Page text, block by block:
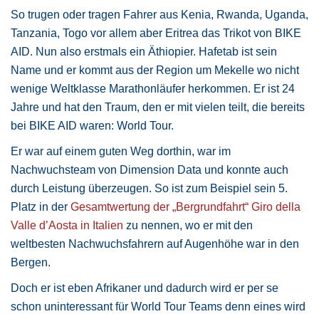
So trugen oder tragen Fahrer aus Kenia, Rwanda, Uganda,
Tanzania, Togo vor allem aber Eritrea das Trikot von BIKE
AID. Nun also erstmals ein Äthiopier. Hafetab ist sein
Name und er kommt aus der Region um Mekelle wo nicht
wenige Weltklasse Marathonläufer herkommen. Er ist 24
Jahre und hat den Traum, den er mit vielen teilt, die bereits
bei BIKE AID waren: World Tour.
Er war auf einem guten Weg dorthin, war im
Nachwuchsteam von Dimension Data und konnte auch
durch Leistung überzeugen. So ist zum Beispiel sein 5.
Platz in der Gesamtwertung der „Bergrundfahrt“ Giro della
Valle d’Aosta in Italien zu nennen, wo er mit den
weltbesten Nachwuchsfahrern auf Augenhöhe war in den
Bergen.
Doch er ist eben Afrikaner und dadurch wird er per se
schon uninteressant für World Tour Teams denn eines wird